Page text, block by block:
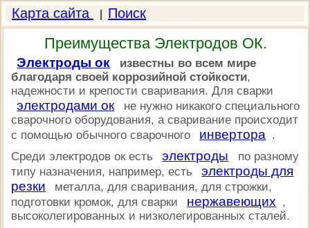
Карта сайта Поиск
Преимущества Электродов ОК.
Электроды ок
известны во всем мире
благодаря своей коррозийной стойкости,
надежности и крепости сваривания. Для сварки
электродами ок
не нужно никакого специального
сварочного оборудования, а сваривание происходит
с помощью обычного сварочного
инвертора .
Среди электродов ок есть
электроды
по разному
типу назначения, например, есть
электроды для
резки
металла, для сваривания, для строжки,
подготовки кромок, для сварки
нержавеющих ,
высоколегированных и низколегированных сталей.